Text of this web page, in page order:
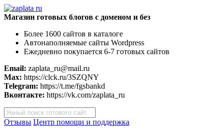
Магазин готовых блогов с доменом и без
Более 1600 сайтов в каталоге
Автонаполняемые сайты Wordpress
Ежедневно покупается 6-7 готовых сайтов
Email: zaplata_ru@mail.ru
Max: https://clck.ru/3SZQNY
Telegram: https://t.me/fgsbankd
Вконтакте: https://vk.com/zaplata_ru
Поиск
товаров
Отзывы Центр помощи и поддержка